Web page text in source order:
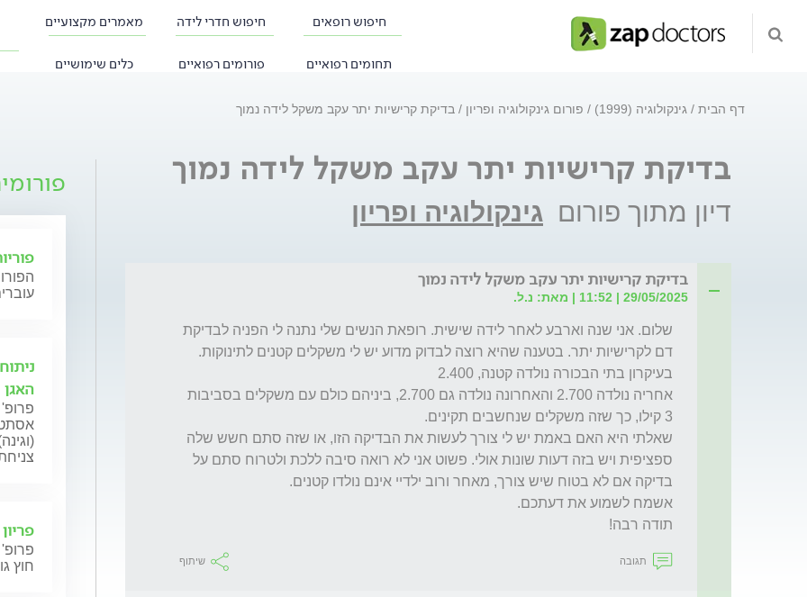
חיפוש רופאים חיפוש חדרי לידה מאמרים מקצועיים
תחומים רפואיים פורומים רפואיים כלים שימושיים
דף הבית גינקולוגיה (1999) פורום גינקולוגיה ופריון בדיקת קרישיות יתר עקב משקל לידה נמוך
בדיקת קרישיות יתר עקב משקל לידה נמוך
דיון מתוך פורום גינקולוגיה ופריון
בדיקת קרישיות יתר עקב משקל לידה נמוך
29/05/2025 | 11:52 | מאת: נ.ל.
תודה רבה!
תגובה שיתוף
האגן
פרופ'
פרופ'
חוץ